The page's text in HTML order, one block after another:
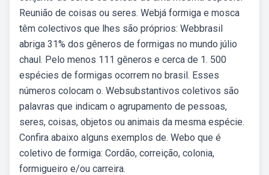
Reunião de coisas ou seres. Webjá formiga e mosca
têm colectivos que lhes são próprios: Webbrasil
abriga 31% dos gêneros de formigas no mundo júlio
chaul. Pelo menos 111 gêneros e cerca de 1. 500
espécies de formigas ocorrem no brasil. Esses
números colocam o. Websubstantivos coletivos são
palavras que indicam o agrupamento de pessoas,
seres, coisas, objetos ou animais da mesma espécie.
Confira abaixo alguns exemplos de. Webo que é
coletivo de formiga: Cordão, correição, colonia,
formigueiro e/ou carreira.